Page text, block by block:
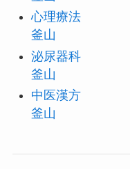
心理療法
釜山
泌尿器科
釜山
中医漢方
釜山